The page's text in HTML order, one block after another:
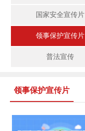
国家安全宣传片
领事保护宣传片
普法宣传
领事保护宣传片